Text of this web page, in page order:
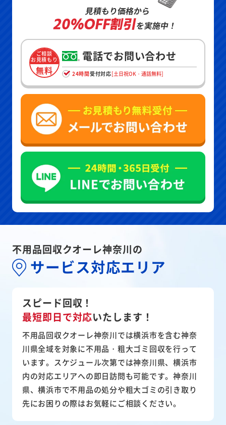
見積もり価格から
20%OFF割引を実施中！
ご相談
お見積もり
無料
電話でお問い合わせ
24時間受付対応[土日祝OK・通話無料]
不用品回収クオーレ神奈川の
サービス対応エリア
スピード回収！
最短即日で対応いたします！
不用品回収クオーレ神奈川では横浜市を含む神奈
川県全域を対象に不用品・粗大ゴミ回収を行って
います。スケジュール次第では神奈川県、横浜市
内の対応エリアへの即日訪問も可能です。神奈川
県、横浜市で不用品の処分や粗大ゴミの引き取り
先にお困りの際はお気軽にご相談ください。